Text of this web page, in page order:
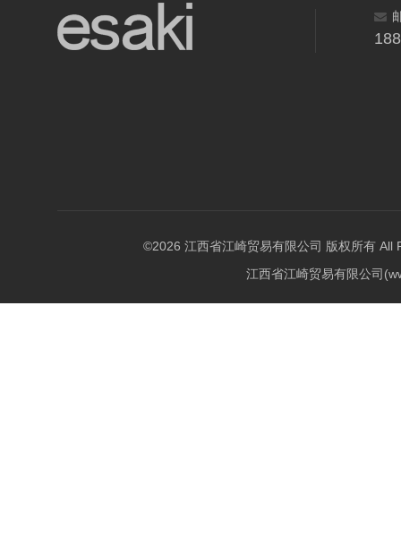
©2026 江西省江崎贸易有限公司 版权所有 All
江西省江崎贸易有限公司